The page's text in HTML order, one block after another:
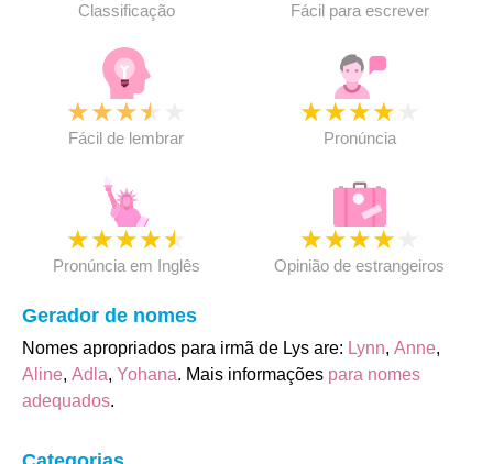
Classificação Fácil para escrever
★★★★
Fácil de lembrar
★★★★
Pronúncia
★★★★★
Pronúncia em Inglês
★★★★
Opinião de estrangeiros
Gerador de nomes
Nomes apropriados para irmã de Lys are: Lynn, Anne,
Aline, Adla, Yohana. Mais informações para nomes
adequados.